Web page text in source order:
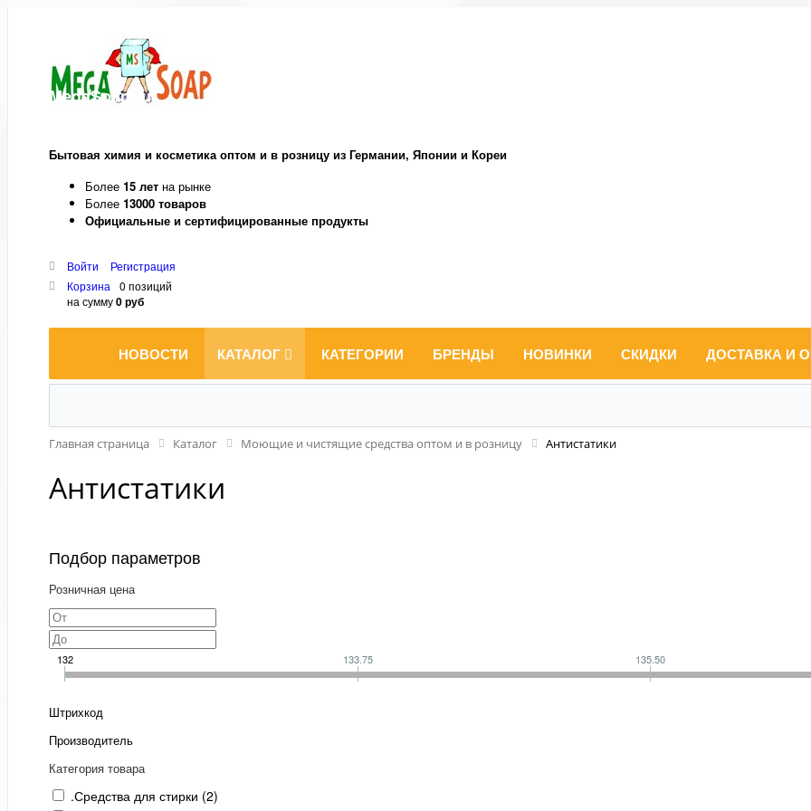
MegaSoap.ru
Бытовая химия и косметика оптом и в розницу из Германии, Японии и Кореи
Более 15 лет на рынке
Более 13000 товаров
Официальные и сертифицированные продукты
Войти
Регистрация
Корзина
0 позиций
на сумму0 руб
НОВОСТИ КАТАЛОГ КАТЕГОРИИ БРЕНДЫ НОВИНКИ СКИДКИ ДОСТАВКА И
Главная страница Каталог Моющие и чистящие средства оптом и в розницу Антистатики
Антистатики
Подбор параметров
Розничная цена
132 133.75 135.50
Штрихкод
Производитель
Категория товара
.Средства для стирки (2)